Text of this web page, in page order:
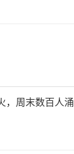
，周末数百人涌